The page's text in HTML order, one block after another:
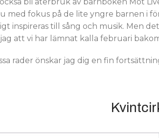
med fokus på de lite yngre barnen i
inspireras till sång och musik. Men
att vi har lämnat kalla februari
rader önskar jag dig en fin